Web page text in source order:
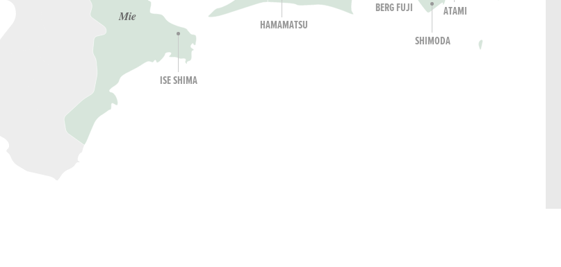
Mie
ISE SHIMA
HAMAMATSU
BERG FUJI ATAMI
SHIMODA